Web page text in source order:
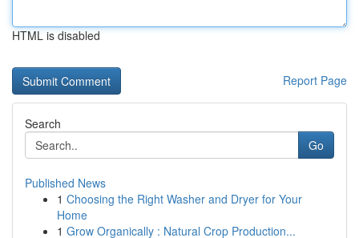
HTML is disabled
Report Page
Search
Go
Published News
1 Choosing the Right Washer and Dryer for Your
Home
1 Grow Organically : Natural Crop Production...